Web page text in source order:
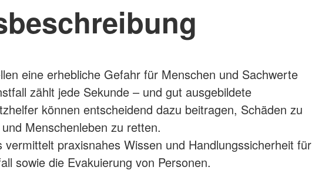
eine erhebliche Gefahr für Menschen und Sachwerte
zählt jede Sekunde – und gut ausgebildete
können entscheidend dazu beitragen, Schäden zu
Menschenleben zu retten.
vermittelt praxisnahes Wissen und Handlungssicherheit für
sowie die Evakuierung von Personen.